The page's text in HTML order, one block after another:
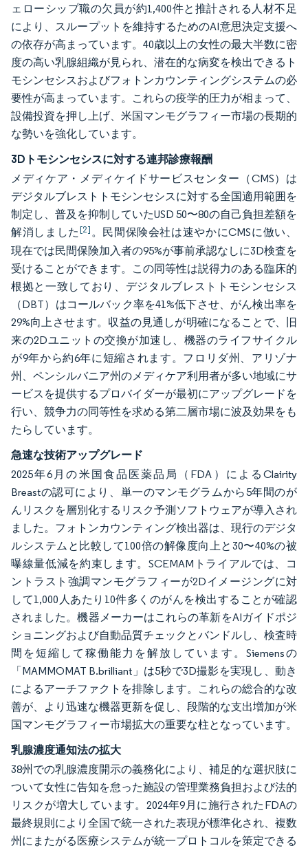
ェローシップ職の欠員が約1,400件と推計される人材不足
により、スループットを維持するためのAI意思決定支援へ
の依存が高まっています。40歳以上の女性の最大半数に密
度の高い乳腺組織が見られ、潜在的な病変を検出できるト
モシンセシスおよびフォトンカウンティングシステムの必
要性が高まっています。これらの疫学的圧力が相まって、
設備投資を押し上げ、米国マンモグラフィー市場の長期的
な勢いを強化しています。
3Dトモシンセシスに対する連邦診療報酬
メディケア・メディケイドサービスセンター（CMS）は
デジタルブレストトモシンセシスに対する全国適用範囲を
制定し、普及を抑制していたUSD 50〜80の自己負担差額を
解消しました[2]。民間保険会社は速やかにCMSに倣い、
現在では民間保険加入者の95%が事前承認なしに3D検査を
受けることができます。この同等性は説得力のある臨床的
根拠と一致しており、デジタルブレストトモシンセシス
（DBT）はコールバック率を41%低下させ、がん検出率を
29%向上させます。収益の見通しが明確になることで、旧
来の2Dユニットの交換が加速し、機器のライフサイクル
が9年から約6年に短縮されます。フロリダ州、アリゾナ
州、ペンシルバニア州のメディケア利用者が多い地域にサ
ービスを提供するプロバイダーが最初にアップグレードを
行い、競争力の同等性を求める第二層市場に波及効果をも
たらしています。
急速な技術アップグレード
2025年6月の米国食品医薬品局（FDA）によるClairity
Breastの認可により、単一のマンモグラムから5年間のが
んリスクを層別化するリスク予測ソフトウェアが導入され
ました。フォトンカウンティング検出器は、現行のデジタ
ルシステムと比較して100倍の解像度向上と30〜40%の被
曝線量低減を約束します。SCEMAMトライアルでは、コ
ントラスト強調マンモグラフィーが2Dイメージングに対
して1,000人あたり10件多くのがんを検出することが確認
されました。機器メーカーはこれらの革新をAIガイドポジ
ショニングおよび自動品質チェックとバンドルし、検査時
間を短縮して稼働能力を解放しています。Siemensの
「MAMMOMAT B.brilliant」は5秒で3D撮影を実現し、動き
によるアーチファクトを排除します。これらの総合的な改
善が、より迅速な機器更新を促し、段階的な支出増加が米
国マンモグラフィー市場拡大の重要な柱となっています。
乳腺濃度通知法の拡大
38州での乳腺濃度開示の義務化により、補足的な選択肢に
ついて女性に告知を怠った施設の管理業務負担および法的
リスクが増大しています。2024年9月に施行されたFDAの
最終規則により全国で統一された表現が標準化され、複数
州にまたがる医療システムが統一プロトコルを策定できる